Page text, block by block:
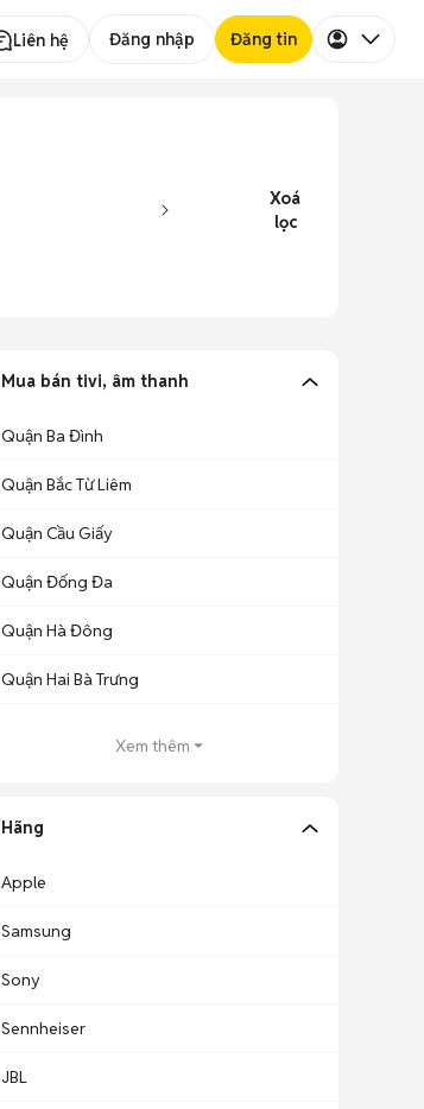
Liên hệ Đăng nhập Đăng tin
Xoá
lọc
Mua bán tivi, âm thanh
Quận Ba Đình
Quận Bắc Từ Liêm
Quận Cầu Giấy
Quận Đống Đa
Quận Hà Đông
Quận Hai Bà Trưng
Xem thêm
Hãng
Apple
Samsung
Sony
Sennheiser
JBL